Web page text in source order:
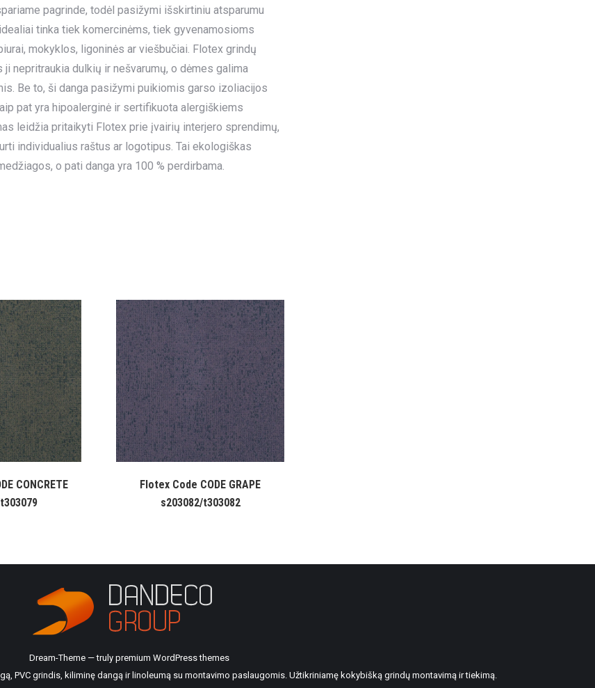
pagrinde, todėl pasižymi išskirtiniu atsparumu
tinka tiek komercinėms, tiek gyvenamosioms
mokyklos, ligoninės ar viešbučiai. Flotex grindų
nepritraukia dulkių ir nešvarumų, o dėmes galima
Be to, ši danga pasižymi puikiomis garso izoliacijos
pat yra hipoalerginė ir sertifikuota alergiškiems
leidžia pritaikyti Flotex prie įvairių interjero sprendimų,
individualius raštus ar logotipus. Tai ekologiškas
o pati danga yra 100 % perdirbama.
CONCRETE
Flotex Code CODE GRAPE
s203082/t303082
Dream-Theme — truly premium WordPress themes
PVC grindis, kiliminę dangą ir linoleumą su montavimo paslaugomis. Užtikriniamę kokybišką grindų montavimą ir tiekimą.